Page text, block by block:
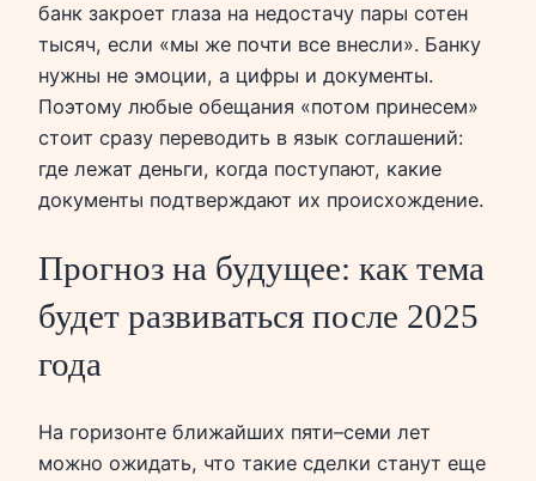
банк закроет глаза на недостачу пары сотен
тысяч, если «мы же почти все внесли». Банку
нужны не эмоции, а цифры и документы.
Поэтому любые обещания «потом принесем»
стоит сразу переводить в язык соглашений:
где лежат деньги, когда поступают, какие
документы подтверждают их происхождение.
Прогноз на будущее: как тема
будет развиваться после 2025
года
На горизонте ближайших пяти–семи лет
можно ожидать, что такие сделки станут еще